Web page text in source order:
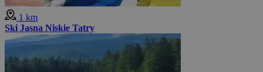
1 km
Ski Jasna Niskie Tatry